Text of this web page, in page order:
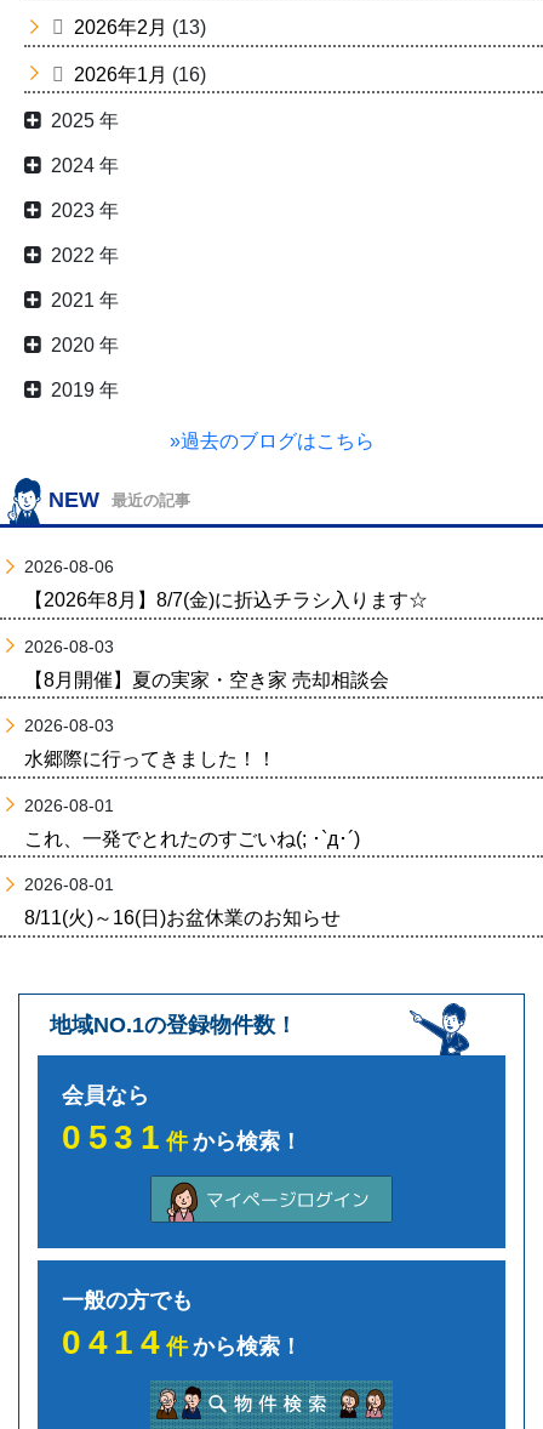
2026年2月 (13)
2026年1月 (16)
2025 年
2024 年
2023 年
2022 年
2021 年
2020 年
2019 年
»過去のブログはこちら
NEW 最近の記事
2026-08-06
【2026年8月】8/7(金)に折込チラシ入ります☆
2026-08-03
【8月開催】夏の実家・空き家 売却相談会
2026-08-03
水郷際に行ってきました！！
2026-08-01
これ、一発でとれたのすごいね(; ･`д･´)
2026-08-01
8/11(火)～16(日)お盆休業のお知らせ
地域NO.1の登録物件数！
会員なら
0531件から検索！
一般の方でも
0414件から検索！